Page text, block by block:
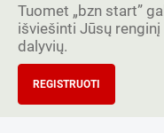
Tuomet „bzn start”
išviešinti Jūsų
dalyvių.
REGISTRUOTI